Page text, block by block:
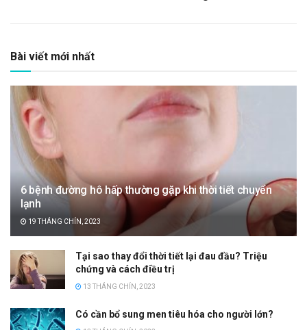
Bài viết mới nhất
6 bệnh đường hô hấp thường gặp khi thời tiết chuyển
lạnh
19 THÁNG CHÍN, 2023
Tại sao thay đổi thời tiết lại đau đầu? Triệu
chứng và cách điều trị
13 THÁNG CHÍN, 2023
Có cần bổ sung men tiêu hóa cho người lớn?